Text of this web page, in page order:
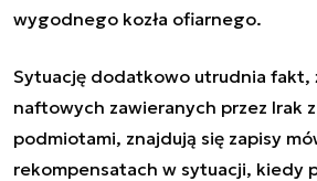
wygodnego kozła ofiarnego.
Sytuację dodatkowo utrudnia fakt,
naftowych zawieranych przez Irak
podmiotami, znajdują się zapisy
rekompensatach w sytuacji, kiedy